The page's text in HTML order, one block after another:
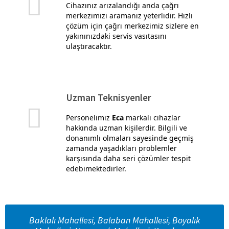
Cihazınız arızalandığı anda çağrı
merkezimizi aramanız yeterlidir. Hızlı
çözüm için çağrı merkezimiz sizlere en
yakınınızdaki servis vasıtasını
ulaştıracaktır.
Uzman Teknisyenler
Personelimiz Eca markalı cihazlar
hakkında uzman kişilerdir. Bilgili ve
donanımlı olmaları sayesinde geçmiş
zamanda yaşadıkları problemler
karşısında daha seri çözümler tespit
edebimektedirler.
Baklalı Mahallesi, Balaban Mahallesi, Boyalık